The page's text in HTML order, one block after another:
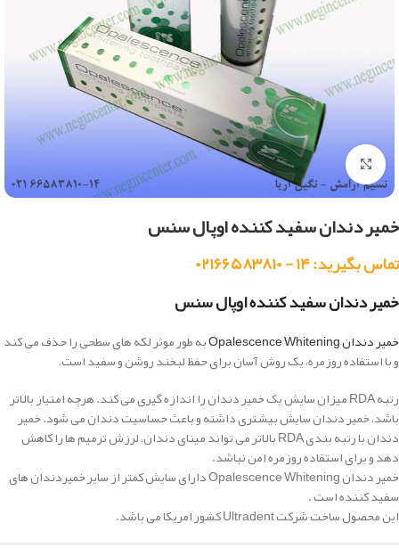
بزرگنمایی تصویر
خمیر دندان سفید کننده اوپال سنس
تماس بگیرید: ۱۴ - ۰۲۱۶۶۵۸۳۸۱۰
خمیر دندان سفید کننده اوپال سنس
خمیر دندان Opalescence Whitening به طور موثر لکه های سطحی را حذف می کند
و با استفاده روزمره، یک روش آسان برای حفظ لبخند روشن و سفید است.
رتبه RDA میزان سایش یک خمیر دندان را اندازه گیری می کند.
هرچه امتیاز بالاتر
باشد، خمیر دندان سایش بیشتری داشته و باعث حساسیت دندان می شود.خمیر
دندان با رتبه بندی RDA بالاتر می تواند مینای دندان، لرزش ترمیم ها را کاهش
دهد و برای استفاده روزمره امن نباشد.
خمیر دندان Opalescence Whitening دارای سایش کمتر از سایر خمیردندان های
سفید کننده است .
این محصول ساخت شرکت Ultradent کشور امریکا می باشد.